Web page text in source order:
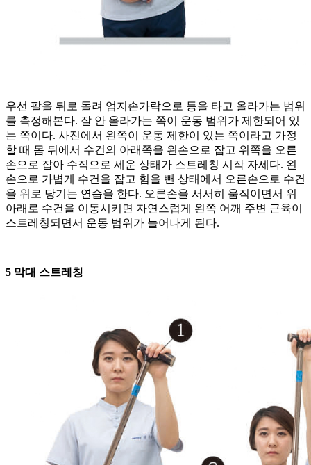
우선 팔을 뒤로 돌려 엄지손가락으로 등을 타고 올라가는 범위
를 측정해본다. 잘 안 올라가는 쪽이 운동 범위가 제한되어 있
는 쪽이다. 사진에서 왼쪽이 운동 제한이 있는 쪽이라고 가정
할 때 몸 뒤에서 수건의 아래쪽을 왼손으로 잡고 위쪽을 오른
손으로 잡아 수직으로 세운 상태가 스트레칭 시작 자세다. 왼
손으로 가볍게 수건을 잡고 힘을 뺀 상태에서 오른손으로 수건
을 위로 당기는 연습을 한다. 오른손을 서서히 움직이면서 위
아래로 수건을 이동시키면 자연스럽게 왼쪽 어깨 주변 근육이
스트레칭되면서 운동 범위가 늘어나게 된다.
5 막대 스트레칭